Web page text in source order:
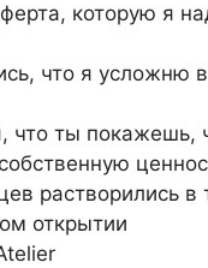
которую я
что я усложню
что ты покажешь,
растворились в
открытии